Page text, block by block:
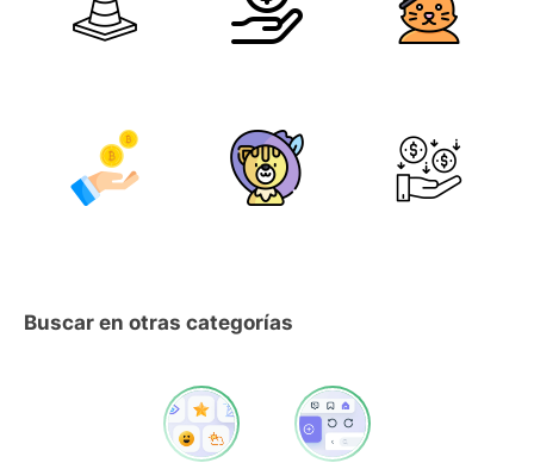
Buscar en otras categorías